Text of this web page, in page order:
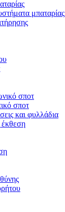
μπαταρίας
σποτ
σποτ
και φυλλάδια